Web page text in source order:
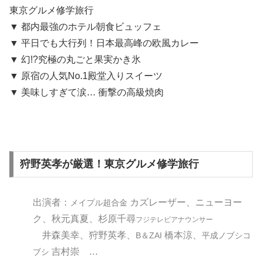
東京グルメ修学旅行
▼ 都内最強のホテル朝食ビュッフェ
▼ 平日でも大行列！日本最高峰の欧風カレー
▼ 幻!?究極の丸ごと果実かき氷
▼ 原宿の人気No.1殿堂入りスイーツ
▼ 美味しすぎて涙… 衝撃の高級焼肉
狩野英孝が厳選！東京グルメ修学旅行
出演者： メイプル超合金 カズレーザー、ニューヨー
ク、秋元真夏、杉原千尋フジテレビアナウンサー
井森美幸、狩野英孝、 B＆ZAI 橋本涼、 平成ノブシコ
ブシ 吉村崇 …